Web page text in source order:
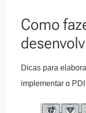
Como
Dicas para
implementar o